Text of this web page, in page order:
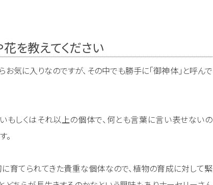
を教えてください
気に入りなのですが、その中でも勝手に「御神体」と呼んで
もしくはそれ以上の個体で、何とも言葉に言い表せないの
。
育てられてきた貴重な個体なので、植物の育成に対して緊